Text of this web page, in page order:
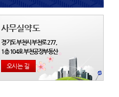
사무실약도
경기도 부천시 부천로 277,
1층 104호 부천공장부동산
오시는 길